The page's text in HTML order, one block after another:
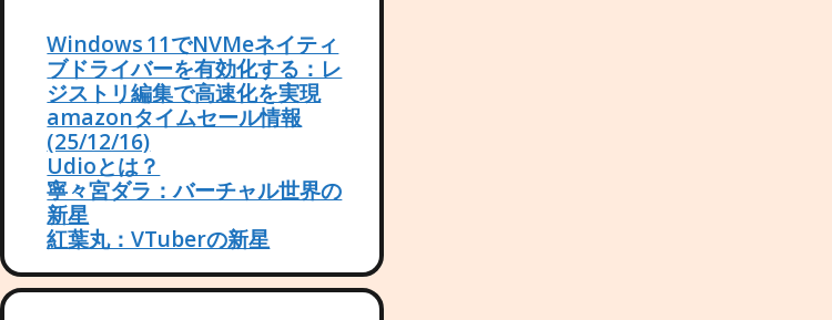
Windows 11でNVMeネイティ
ブドライバーを有効化する：レ
ジストリ編集で高速化を実現
amazonタイムセール情報
(25/12/16)
Udioとは？
寧々宮ダラ：バーチャル世界の
新星
紅葉丸：VTuberの新星